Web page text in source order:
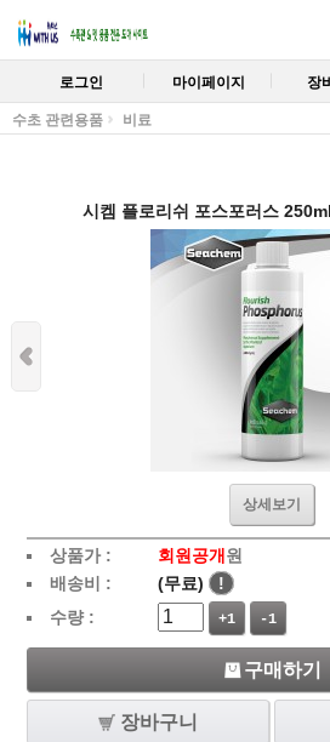
로그인 마이페이지 장
수초 관련용품 비료
시켐 플로리쉬 포스포러스
상세보기
상품가 : 회원공개 원
배송비 :
(무료)
!
수량 :
+1 -1
구매하기
장바구니